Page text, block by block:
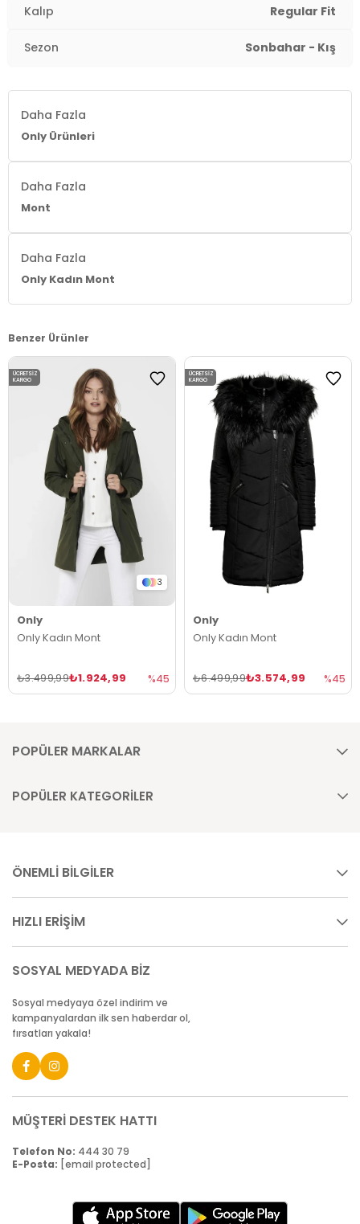
Kalıp Regular Fit
Sezon Sonbahar - Kış
Daha Fazla
Only Ürünleri
Daha Fazla
Mont
Daha Fazla
Only Kadın Mont
Benzer Ürünler
3
Only
Only Kadın Mont
₺1.924,99
₺3.499,99 %45
ÜCRETSIZ
KARGO
Only
Only Kadın Mont
₺3.574,99
₺6.499,99 %45
ÜCRETSIZ
KARGO
POPÜLER MARKALAR
POPÜLER KATEGORİLER
ÖNEMLİ BİLGİLER
HIZLI ERİŞİM
SOSYAL MEDYADA BİZ
Sosyal medyaya özel indirim ve
kampanyalardan ilk sen haberdar ol,
fırsatları yakala!
MÜŞTERİ DESTEK HATTI
Telefon No: 444 30 79
E-Posta: [email protected]